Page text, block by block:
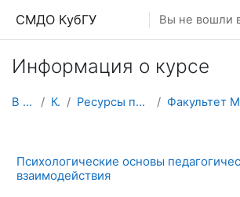
СМДО КубГУ Вы не вошли
Информация о курсе
В начало Курсы Ресурсы подразделений КубГУ
Психологические основы
взаимодействия